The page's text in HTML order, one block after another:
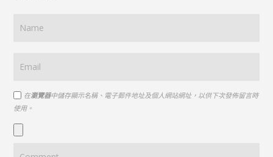
在瀏覽器中儲存顯示名稱、電子郵件地址及個人網站網址，以供下次發佈留言時
使用。